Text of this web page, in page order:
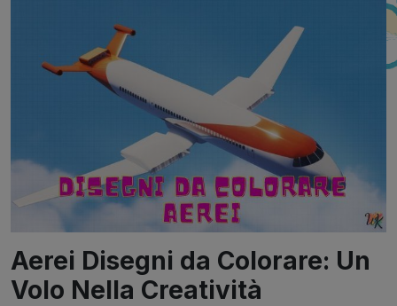
Aerei Disegni da Colorare: Un
Volo Nella Creatività